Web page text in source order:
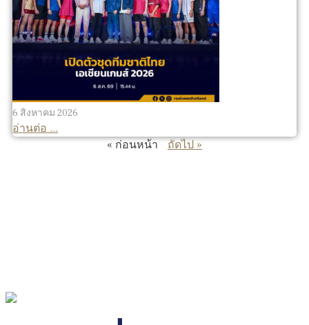
6 สิงหาคม 2026
อ่านต่อ ...
« ก่อนหน้า
ถัดไป »